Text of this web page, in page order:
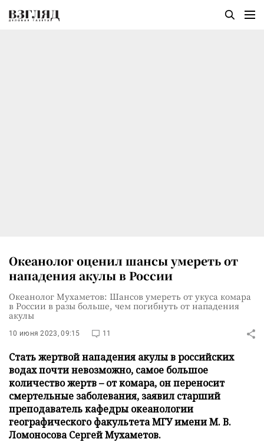
Океанолог оценил шансы умереть от
нападения акулы в России
Океанолог Мухаметов: Шансов умереть от укуса комара
в России в разы больше, чем погибнуть от нападения
акулы
10 июня 2023, 09:15 11
Стать жертвой нападения акулы в российских
водах почти невозможно, самое большое
количество жертв – от комара, он переносит
смертельные заболевания, заявил старший
преподаватель кафедры океанологии
географического факультета МГУ имени М. В.
Ломоносова Сергей Мухаметов.